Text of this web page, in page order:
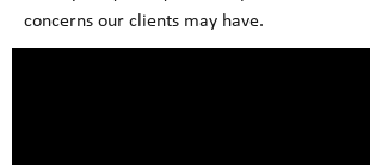
concerns our clients may have.